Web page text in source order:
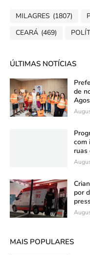
MILAGRES (1807)
CEARÁ (469)
ÚLTIMAS NOTÍCIAS
de
com
ruas
por
MAIS POPULARES